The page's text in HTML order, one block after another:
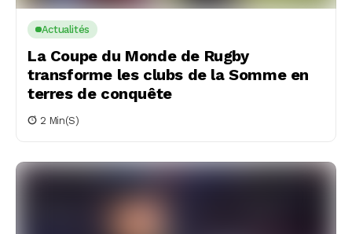
Actualités
La Coupe du Monde de Rugby
transforme les clubs de la Somme en
terres de conquête
2 Min(s)